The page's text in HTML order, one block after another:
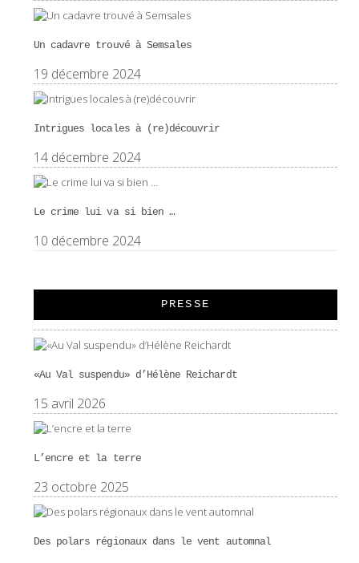
Un cadavre trouvé à Semsales
19 décembre 2024
Intrigues locales à (re)découvrir
14 décembre 2024
Le crime lui va si bien …
10 décembre 2024
PRESSE
«Au Val suspendu» d’Hélène Reichardt
15 avril 2026
L’encre et la terre
23 octobre 2025
Des polars régionaux dans le vent automnal